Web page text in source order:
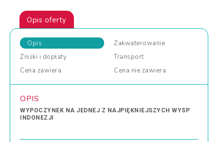
Opis oferty
Opis
Zakwaterowanie
Zniżki i dopłaty
Transport
Cena zawiera Cena nie zawiera
OPIS
WYPOCZYNEK NA JEDNEJ Z NAJPIĘKNIEJSZYCH WYSP
INDONEZJI